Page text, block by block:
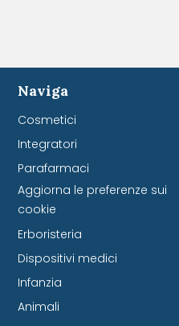
Naviga
Cosmetici
Integratori
Parafarmaci
Aggiorna le preferenze sui
cookie
Erboristeria
Dispositivi medici
Infanzia
Animali